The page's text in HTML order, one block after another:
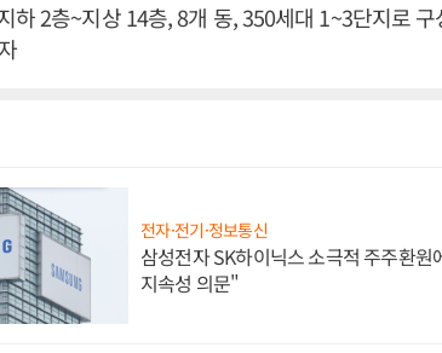
하 2층~지상 14층, 8개 동, 350세대 1~3단지로
전자·전기·정보통신
삼성전자 SK하이닉스 소극적 주주환
지속성 의문"